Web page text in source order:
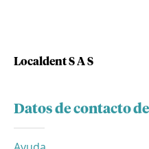
Localdent S A S
Datos de contacto